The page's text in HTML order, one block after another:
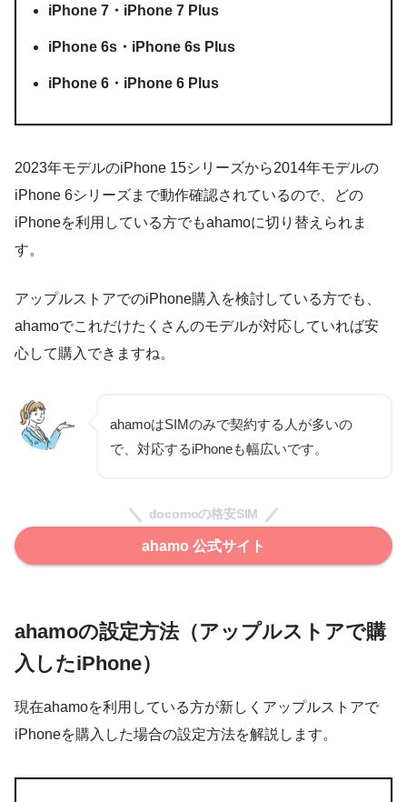
iPhone 7・iPhone 7 Plus
iPhone 6s・iPhone 6s Plus
iPhone 6・iPhone 6 Plus
2023年モデルのiPhone 15シリーズから2014年モデルの
iPhone 6シリーズまで動作確認されているので、どの
iPhoneを利用している方でもahamoに切り替えられま
す。
アップルストアでのiPhone購入を検討している方でも、
ahamoでこれだけたくさんのモデルが対応していれば安
心して購入できますね。
ahamoはSIMのみで契約する人が多いの
で、対応するiPhoneも幅広いです。
docomoの格安SIM
ahamo 公式サイト
ahamoの設定方法（アップルストアで購
入したiPhone）
現在ahamoを利用している方が新しくアップルストアで
iPhoneを購入した場合の設定方法を解説します。